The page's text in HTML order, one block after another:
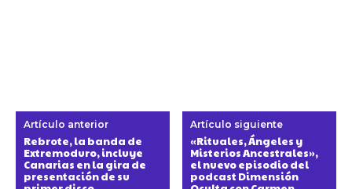
Artículo anterior
Rebrote, la banda de
Extremoduro, incluye
Canarias en la gira de
presentación de su
Artículo siguiente
«Rituales, Ángeles y
Misterios Ancestrales»,
el nuevo episodio del
podcast Dimensión